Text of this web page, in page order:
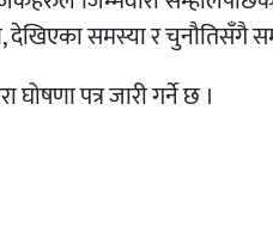
समस्या र चुनौतिसँगै
पत्र जारी गर्ने छ ।